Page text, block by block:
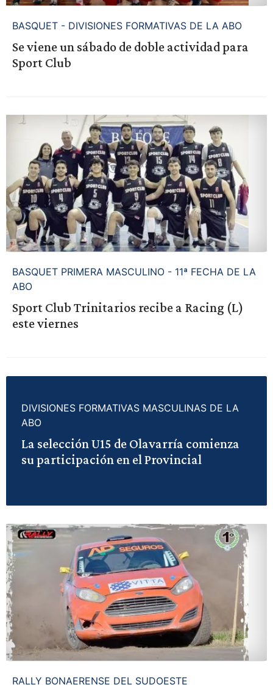
BASQUET - DIVISIONES FORMATIVAS DE LA ABO
Se viene un sábado de doble actividad para
Sport Club
BASQUET PRIMERA MASCULINO - 11ª FECHA DE LA
ABO
Sport Club Trinitarios recibe a Racing (L)
este viernes
DIVISIONES FORMATIVAS MASCULINAS DE LA
ABO
La selección U15 de Olavarría comienza
su participación en el Provincial
RALLY BONAERENSE DEL SUDOESTE